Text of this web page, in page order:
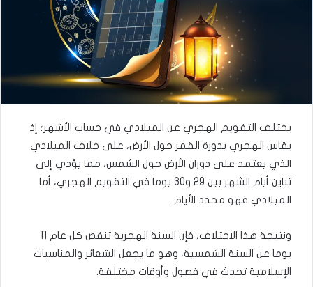
يختلف التقويم الهجري عن الميلادي في حساب الأشهر؛ إذ
يقاس الهجري بدورة القمر حول الأرض، على خلاف الميلادي
الذي يعتمد على دوران الأرض حول الشمس، مما يؤدي إلى
تباين أيام الشهر بين 29 و30 يوما في التقويم الهجري، أما
الميلادي فهو محدد الأيام.
ونتيجة هذا الاختلاف، فإن السنة الهجرية تنقص كل عام 11
يوما عن السنة الشمسية، وهو ما يجعل الشعائر والمناسبات
الإسلامية تحدث في فصول وأوقات مختلفة.